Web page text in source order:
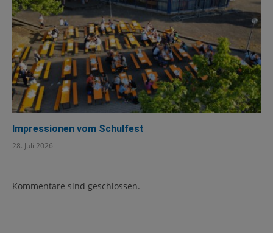
Impressionen vom Schulfest
28. Juli 2026
Kommentare sind geschlossen.